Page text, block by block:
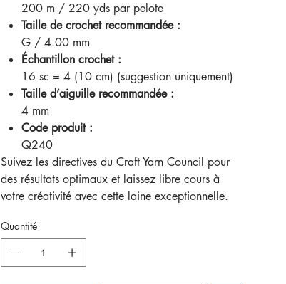
200 m / 220 yds par pelote
Taille de crochet recommandée :
G / 4.00 mm
Échantillon crochet :
16 sc = 4 (10 cm) (suggestion uniquement)
Taille d’aiguille recommandée :
4 mm
Code produit :
Q240
Suivez les directives du Craft Yarn Council pour
des résultats optimaux et laissez libre cours à
votre créativité avec cette laine exceptionnelle.
Quantité